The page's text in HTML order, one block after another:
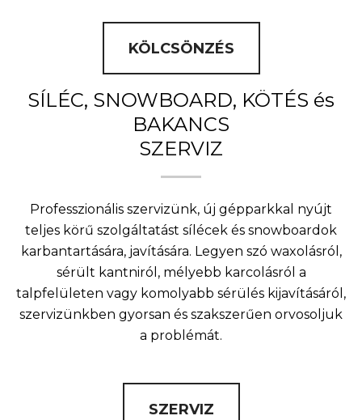
KÖLCSÖNZÉS
SÍLÉC, SNOWBOARD, KÖTÉS és
BAKANCS
SZERVIZ
Professzionális szervizünk, új gépparkkal nyújt
teljes körű szolgáltatást sílécek és snowboardok
karbantartására, javítására. Legyen szó waxolásról,
sérült kantniról, mélyebb karcolásról a
talpfelületen vagy komolyabb sérülés kijavításáról,
szervizünkben gyorsan és szakszerűen orvosoljuk
a problémát.
SZERVIZ